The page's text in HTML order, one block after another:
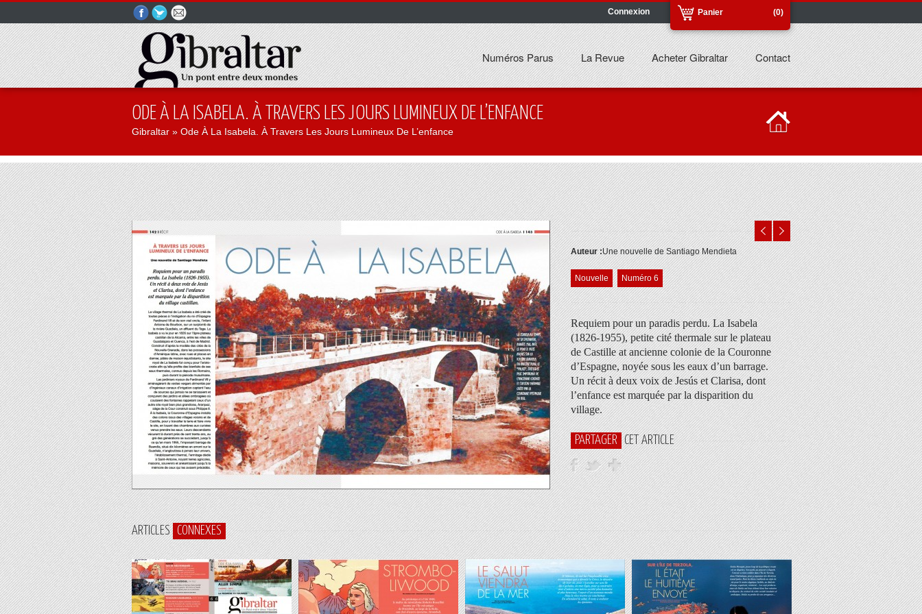
(0)
Panier
Connexion
Numéros Parus La Revue Acheter Gibraltar Contact
ODE À LA ISABELA. À TRAVERS LES JOURS LUMINEUX DE L’ENFANCE
Gibraltar » Ode À La Isabela. À Travers Les Jours Lumineux De L’enfance
Auteur :Une nouvelle de Santiago Mendieta
Nouvelle Numéro 6
Requiem pour un paradis perdu. La Isabela
(1826-1955), petite cité thermale sur le plateau
de Castille at ancienne colonie de la Couronne
d’Espagne, noyée sous les eaux d’un barrage.
Un récit à deux voix de Jesús et Clarisa, dont
l’enfance est marquée par la disparition du
village.
PARTAGER CET ARTICLE
ARTICLES CONNEXES